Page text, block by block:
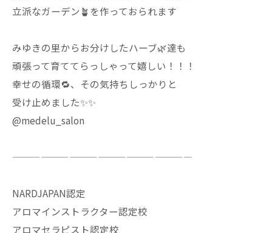
立派なガーデン🪴を作っておられます
みゆきの里からお分けしたハーブ🌿達も
頑張って育ててらっしゃって嬉しい！！！
幸せの循環🔁、その気持ちしっかりと
受け止めました✨✨
@medelu_salon
———————————————————
NARDJAPAN認定
アロマインストラクター認定校
アロマセラピスト認定校